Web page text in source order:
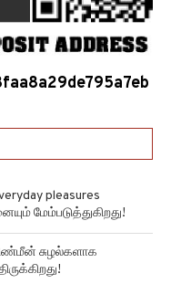
மேம்படுத்துகிறது!
சுழல்களாக